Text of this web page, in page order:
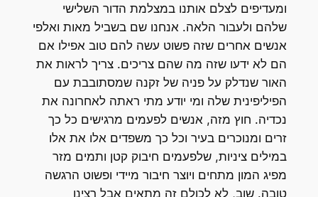
ומעדיפים לצלם אותנו במצלמת הדור השלישי
שלהם ולעבור הלאה. אנחנו שם בשביל מאות ואלפי
אנשים אחרים שזה פשוט עשה להם טוב אפילו אם
הם לא ידעו שזה מה שהם צריכים. צריך לראות את
האור שנדלק על פניה של זקנה שמסתובבת עם
הפיליפינית שלה ומי יודע מתי ראתה לאחרונה את
נכדיה. חוץ מזה, אנשים לפעמים מרגישים כל כך
זרים ומנוכרים בעיר וכל כך משפדים אלו את אלו
במילים ציניות, שלפעמים חיבוק קטן ותמים מזר
מפיג המון מתחים ויוצר חיבור מיידי ופשוט הרגשה
טובה. שוב, לא לכולם זה מתאים אבל רצינו